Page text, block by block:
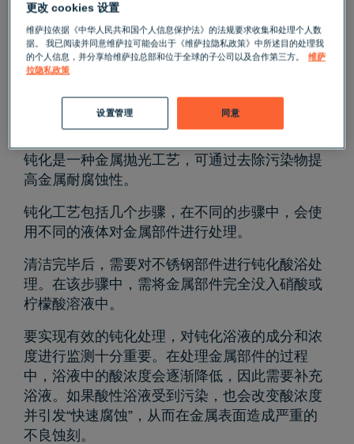
在不锈钢钝化工艺过程中监测硝酸
) 和柠檬酸 (C 7) 的浓度
钝化是一种金属抛光工艺，可通过去除污染物提
高金属耐腐蚀性。
钝化工艺包括几个步骤，在不同的步骤中，会使
用不同的液体对金属部件进行处理。
清洁完毕后，需要对不锈钢部件进行钝化酸浴处
理。在该步骤中，需将金属部件完全没入硝酸或
柠檬酸溶液中。
要实现有效的钝化处理，对钝化浴液的成分和浓
度进行监测十分重要。在处理金属部件的过程
中，浴液中的酸浓度会逐渐降低，因此需要补充
浴液。如果酸性浴液受到污染，也会改变酸浓度
并引发“快速腐蚀”，从而在金属表面造成严重的
不良蚀刻。
更改 cookies 设置
维萨拉依据《中华人民共和国个人信息保护法》的法规要求收集和处理个人数
据。 我已阅读并同意维萨拉可能会出于《维萨拉隐私政策》中所述目的处理我
的个人信息，并分享给维萨拉总部和位于全球的子公司以及合作第三方。
维萨
拉隐私政策
同意
设置管理